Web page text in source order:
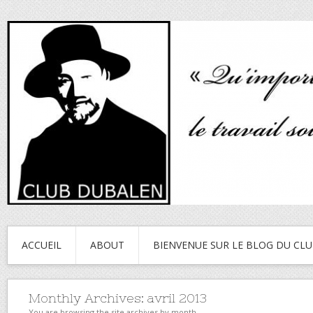
ACCUEIL ABOUT BIENVENUE SUR LE BLOG DU
Monthly Archives: avril 2013